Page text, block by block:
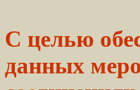
С целью
данных